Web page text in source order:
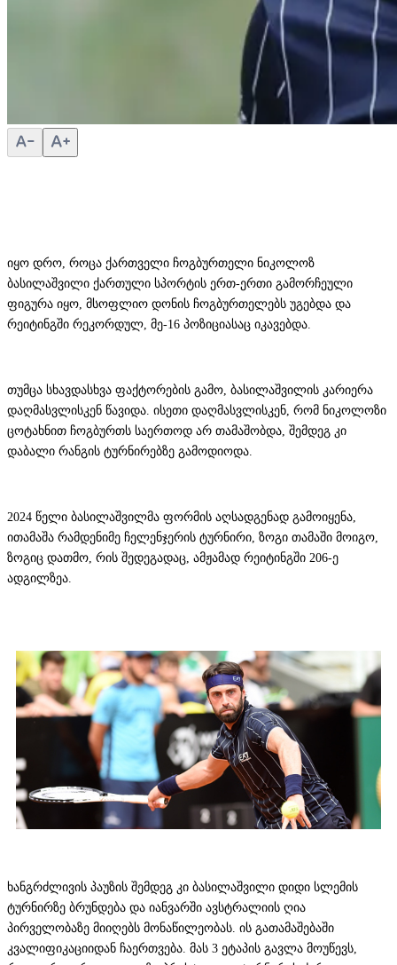
იყო დრო, როცა ქართველი ჩოგბურთელი ნიკოლოზ
ბასილაშვილი ქართული სპორტის ერთ-ერთი გამორჩეული
ფიგურა იყო, მსოფლიო დონის ჩოგბურთელებს უგებდა და
რეიტინგში რეკორდულ, მე-16 პოზიციასაც იკავებდა.
თუმცა სხავდასხვა ფაქტორების გამო, ბასილაშვილის კარიერა
დაღმასვლისკენ წავიდა. ისეთი დაღმასვლისკენ, რომ ნიკოლოზი
ცოტახნით ჩოგბურთს საერთოდ არ თამაშობდა, შემდეგ კი
დაბალი რანგის ტურნირებზე გამოდიოდა.
2024 წელი ბასილაშვილმა ფორმის აღსადგენად გამოიყენა,
ითამაშა რამდენიმე ჩელენჯერის ტურნირი, ზოგი თამაში მოიგო,
ზოგიც დათმო, რის შედეგადაც, ამჟამად რეიტინგში 206-ე
ადგილზეა.
ხანგრძლივის პაუზის შემდეგ კი ბასილაშვილი დიდი სლემის
ტურნირზე ბრუნდება და იანვარში ავსტრალიის ღია
პირველობაზე მიიღებს მონაწილეობას. ის გათამაშებაში
კვალიფიკაციიდან ჩაერთვება. მას 3 ეტაპის გავლა მოუწევს,